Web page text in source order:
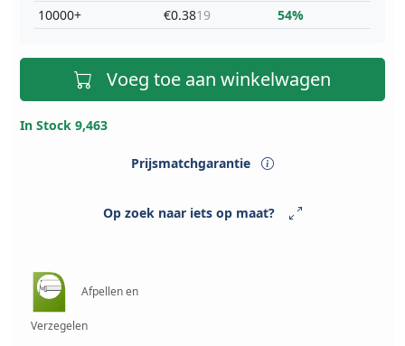
10000+
€0.3819
54%
Voeg toe aan winkelwagen
In Stock 9,463
Prijsmatchgarantie
Op zoek naar iets op maat?
Afpellen en
Verzegelen